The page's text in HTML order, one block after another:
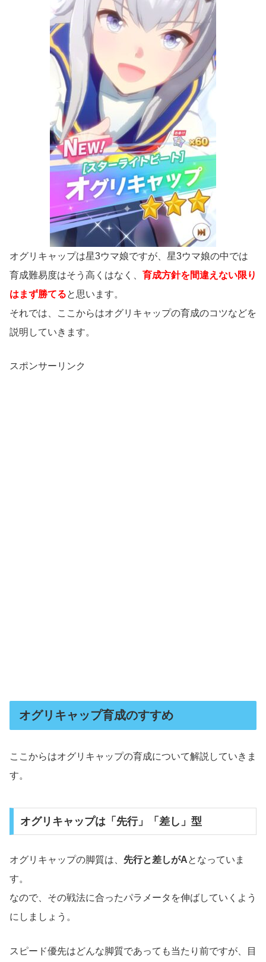
オグリキャップは星3ウマ娘ですが、星3ウマ娘の中では
育成難易度はそう高くはなく、 育成方針を間違えない限り
はまず勝てると思います。
それでは、ここからはオグリキャップの育成のコツなどを
説明していきます。
スポンサーリンク
オグリキャップ育成のすすめ
ここからはオグリキャップの育成について解説していきま
す。
オグリキャップは「先行」「差し」型
オグリキャップの脚質は、 先行と差しがAとなっていま
す。
なので、その戦法に合ったパラメータを伸ばしていくよう
にしましょう。
スピード優先はどんな脚質であっても当たり前ですが、目